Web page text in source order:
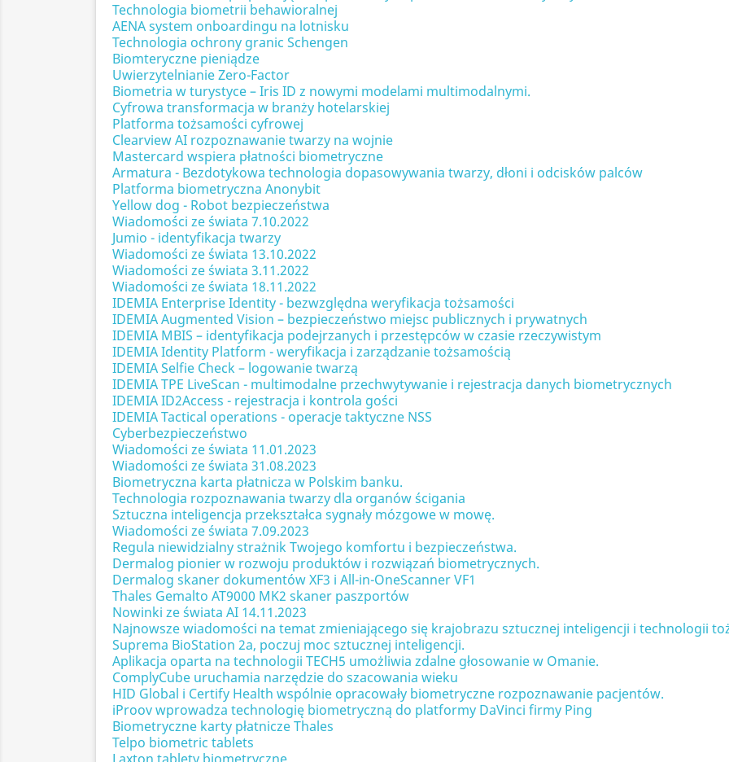
Technologia biometrii behawioralnej
AENA system onboardingu na lotnisku
Technologia ochrony granic Schengen
Biomteryczne pieniądze
Uwierzytelnianie Zero-Factor
Biometria w turystyce – Iris ID z nowymi modelami multimodalnymi.
Cyfrowa transformacja w branży hotelarskiej
Platforma tożsamości cyfrowej
Clearview AI rozpoznawanie twarzy na wojnie
Mastercard wspiera płatności biometryczne
Armatura - Bezdotykowa technologia dopasowywania twarzy, dłoni i odcisków palców
Platforma biometryczna Anonybit
Yellow dog - Robot bezpieczeństwa
Wiadomości ze świata 7.10.2022
Jumio - identyfikacja twarzy
Wiadomości ze świata 13.10.2022
Wiadomości ze świata 3.11.2022
Wiadomości ze świata 18.11.2022
IDEMIA Enterprise Identity - bezwzględna weryfikacja tożsamości
IDEMIA Augmented Vision – bezpieczeństwo miejsc publicznych i prywatnych
IDEMIA MBIS – identyfikacja podejrzanych i przestępców w czasie rzeczywistym
IDEMIA Identity Platform - weryfikacja i zarządzanie tożsamością
IDEMIA Selfie Check – logowanie twarzą
IDEMIA TPE LiveScan - multimodalne przechwytywanie i rejestracja danych biometrycznych
IDEMIA ID2Access - rejestracja i kontrola gości
IDEMIA Tactical operations - operacje taktyczne NSS
Cyberbezpieczeństwo
Wiadomości ze świata 11.01.2023
Wiadomości ze świata 31.08.2023
Biometryczna karta płatnicza w Polskim banku.
Technologia rozpoznawania twarzy dla organów ścigania
Sztuczna inteligencja przekształca sygnały mózgowe w mowę.
Wiadomości ze świata 7.09.2023
Regula niewidzialny strażnik Twojego komfortu i bezpieczeństwa.
Dermalog pionier w rozwoju produktów i rozwiązań biometrycznych.
Dermalog skaner dokumentów XF3 i All-in-OneScanner VF1
Thales Gemalto AT9000 MK2 skaner paszportów
Nowinki ze świata AI 14.11.2023
Najnowsze wiadomości na temat zmieniającego się krajobrazu sztucznej inteligencji i technologii
Suprema BioStation 2a, poczuj moc sztucznej inteligencji.
Aplikacja oparta na technologii TECH5 umożliwia zdalne głosowanie w Omanie.
ComplyCube uruchamia narzędzie do szacowania wieku
HID Global i Certify Health wspólnie opracowały biometryczne rozpoznawanie pacjentów.
iProov wprowadza technologię biometryczną do platformy DaVinci firmy Ping
Biometryczne karty płatnicze Thales
Telpo biometric tablets